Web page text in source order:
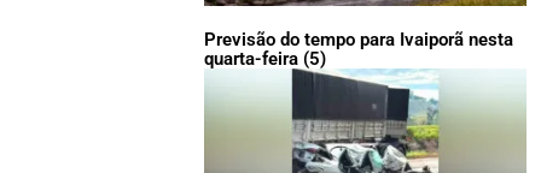
Previsão do tempo para Ivaiporã nesta
quarta-feira (5)